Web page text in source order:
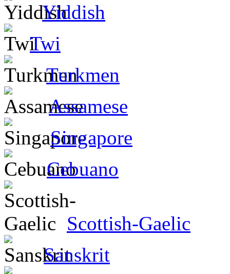
Yiddish
Twi
Turkmen
Assamese
Singapore
Cebuano
Scottish-Gaelic
Sanskrit